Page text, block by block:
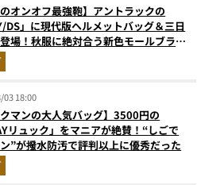
のオンオフ最強鞄】アントラックの
DS」に現代版ヘルメットバッグ＆三日
場！秋服に絶対合う新色モールブラウ
03 18:00
クマンの大人気バッグ】3500円の
リュック」をマニアが絶賛！“しごで
”が撥水防汚で評判以上に優秀だった